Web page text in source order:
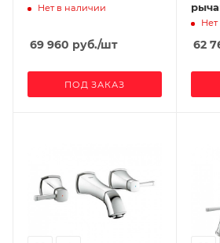
Нет в наличии
69 960 руб./шт
ПОД ЗАКАЗ
62